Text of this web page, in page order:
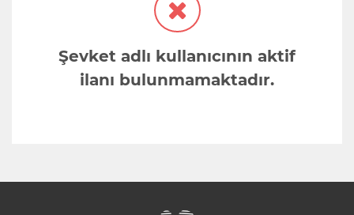
Şevket adlı kullanıcının aktif
ilanı bulunmamaktadır.